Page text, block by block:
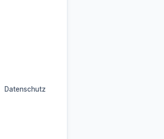
Datenschutz